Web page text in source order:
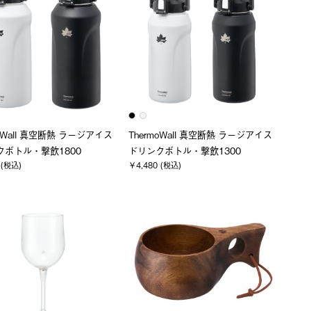
真空断熱 ラージアイス
ボトル・撃飲1800
税込)
ThermoWall 真空断熱 ラージアイス
ドリンクボトル・撃飲1300
￥4,480 (税込)